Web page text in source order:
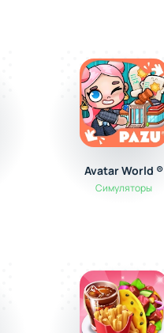
Avatar World ®
Симуляторы